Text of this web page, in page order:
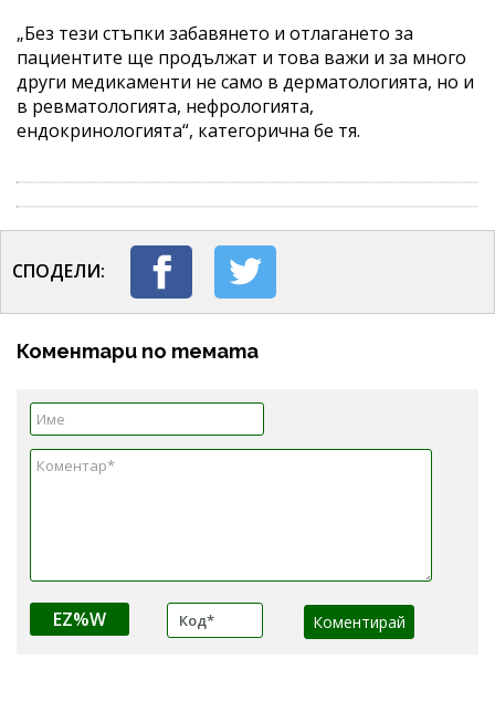
„Без тези стъпки забавянето и отлагането за
пациентите ще продължат и това важи и за много
други медикаменти не само в дерматологията, но и
в ревматологията, нефрологията,
ендокринологията“, категорична бе тя.
СПОДЕЛИ:
Коментари по темата
EZ%W